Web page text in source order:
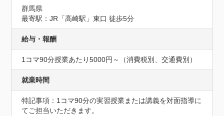
群馬県
最寄駅：JR「高崎駅」東口 徒歩5分
給与・報酬
1コマ90分授業あたり5000円～（消費税別、交通費別）
就業時間
特記事項：1コマ90分の実習授業または講義を対面指導に
てご担当いただきます。